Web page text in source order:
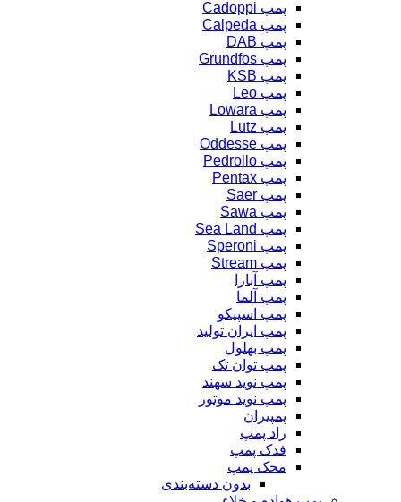
پمپ Cadoppi
پمپ Calpeda
پمپ DAB
پمپ Grundfos
پمپ KSB
پمپ Leo
پمپ Lowara
پمپ Lutz
پمپ Oddesse
پمپ Pedrollo
پمپ Pentax
پمپ Saer
پمپ Sawa
پمپ Sea Land
پمپ Speroni
پمپ Stream
پمپ آبارا
پمپ آلما
پمپ اسپیکو
پمپ ایران تولید
پمپ بهلول
پمپ توان تک
پمپ نوید سهند
پمپ نوید موتور
پمپیران
راد پمپ
فدک پمپ
محک پمپ
بدون دسته‌بندی